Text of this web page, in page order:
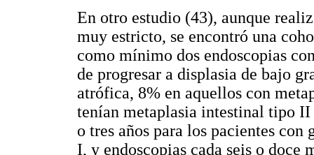
En otro estudio (43), aunque
muy estricto, se encontró una
como mínimo dos endoscopias
de progresar a displasia de bajo
atrófica, 8% en aquellos con
tenían metaplasia intestinal tipo II
o tres años para los pacientes
I, y endoscopias cada seis o doce